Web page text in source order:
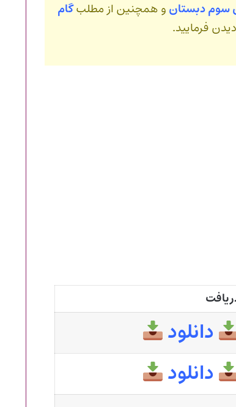
سوم دبستان و همچنین از مطلبگام
دیدن فرمایید.
دانلود
دانلود